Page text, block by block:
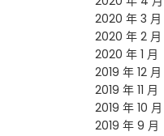
2020 年 3 月
2020 年 2 月
2020 年 1 月
2019 年 12 月
2019 年 11 月
2019 年 10 月
2019 年 9 月